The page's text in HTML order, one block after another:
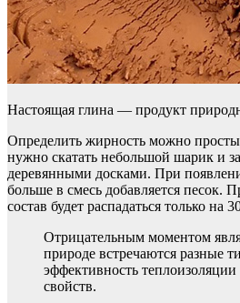
Настоящая глина — продукт
Определить жирность можно
нужно скатать небольшой шарик и
деревянными досками. При
больше в смесь добавляется песок.
состав будет распадаться только на
Отрицательным моментом
природе встречаются разные
эффективность теплоизоляции
свойств.